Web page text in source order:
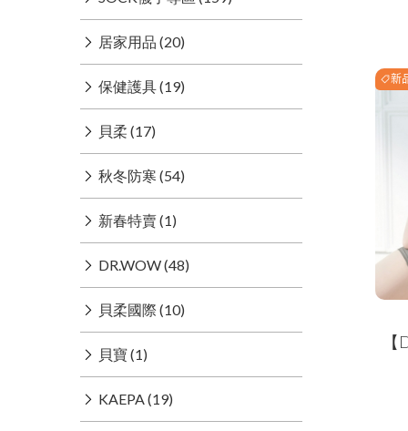
居家用品 (20)
保健護具 (19)
貝柔 (17)
秋冬防寒 (54)
新春特賣 (1)
DR.WOW (48)
貝柔國際 (10)
貝寶 (1)
KAEPA (19)
新